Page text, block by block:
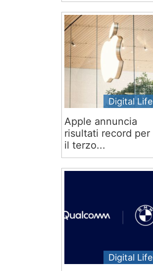
Digital Life
Apple annuncia
risultati record per
il terzo...
Digital Life